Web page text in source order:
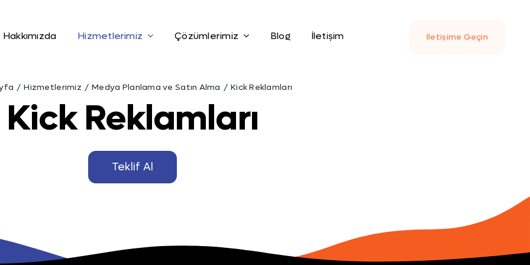
Hakkımızda Hizmetlerimiz Çözümlerimiz Blog İletişim İletişime Geçin
Hizmetlerimiz Medya Planlama ve Satın Alma Kick Reklamları
Kick Reklamları
Teklif Al